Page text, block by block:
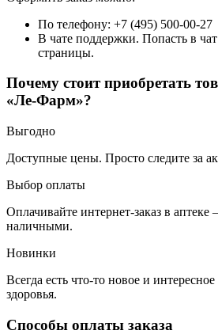
По телефону: +7 (495) 500-00-27
В чате поддержки. Попасть в
страницы.
Почему стоит приобретать
«Ле-Фарм»?
Выгодно
Доступные цены. Просто следите за
Выбор оплаты
Оплачивайте интернет-заказ в
наличными.
Новинки
Всегда есть что-то новое и
здоровья.
Способы оплаты заказа